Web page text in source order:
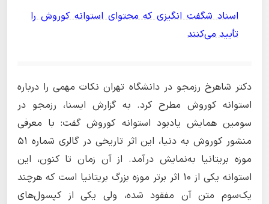
اسناد شگفت انگیزی که محتوای استوانه کوروش را
تأیید می‌کنند
دکتر شاهرخ رزمجو در دانشگاه تهران نکات مهمی را درباره
استوانه کوروش مطرح کرد. به گزارش ایسنا، رزمجو در
سومین همایش یادبود استوانه کوروش گفت: با معرفی
منشور کوروش به دنیا، این اثر تاریخی در گالری شماره ۵۱
موزه بریتانیا به‌نمایش درآمد. از آن زمان تا کنون، این
استوانه یکی از ۱۰ اثر برتر موزه بزرگ بریتانیا است که هرچند
یک‌سوم متن آن مفقود شده، ولی یکی از کپسول‌های